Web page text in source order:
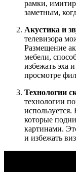
рамки,
заметным,
Акустика и
телевизора
Размещение
мебели,
избежать эха
просмотре
Технологии
технологии
которые
картинами.
и избежать